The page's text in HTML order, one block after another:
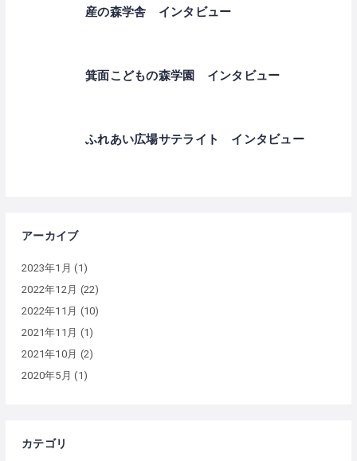
産の森学舎 インタビュー
箕面こどもの森学園 インタビュー
ふれあい広場サテライト インタビュー
アーカイブ
2023年1月 (1)
2022年12月 (22)
2022年11月 (10)
2021年11月 (1)
2021年10月 (2)
2020年5月 (1)
カテゴリ